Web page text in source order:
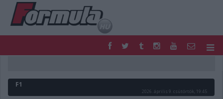
FORMULA
MOTOR
F1
2026. április 9. csütörtök, 19:45